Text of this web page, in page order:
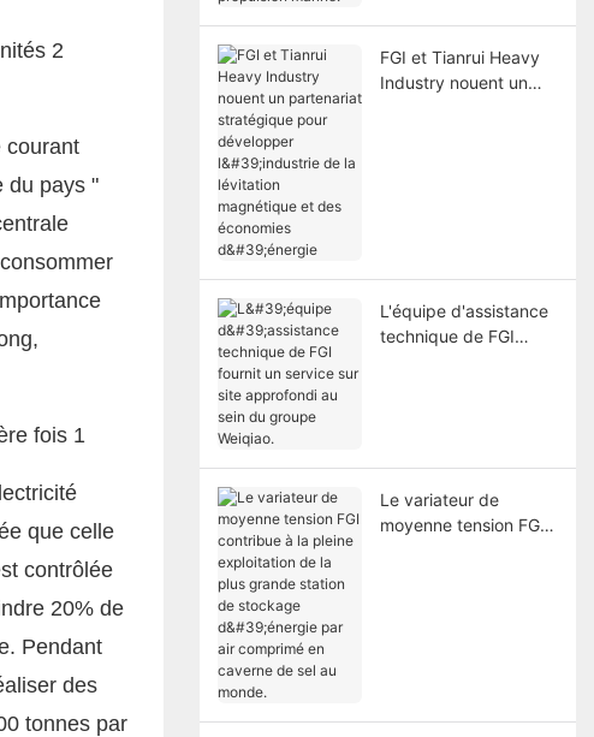
2
courant
du pays "
que celle
contrôlée
20% de
Pendant
des
tonnes par
FGI et Tianrui Heavy
Industry nouent un
L'équipe d'assistance
technique de FGI
Le variateur de
moyenne tension FGI